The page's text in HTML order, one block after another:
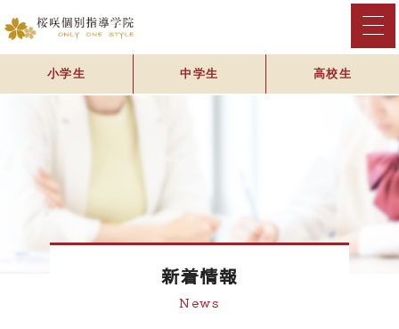
小学生 中学生 高校生
新着情報
News